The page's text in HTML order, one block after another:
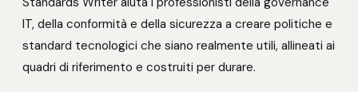
IT, della conformità e della sicurezza a creare politiche e
standard tecnologici che siano realmente utili, allineati ai
quadri di riferimento e costruiti per durare.